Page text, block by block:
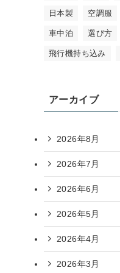
日本製 空調服
車中泊 選び方
飛行機持ち込み
アーカイブ
2026年8月
2026年7月
2026年6月
2026年5月
2026年4月
2026年3月